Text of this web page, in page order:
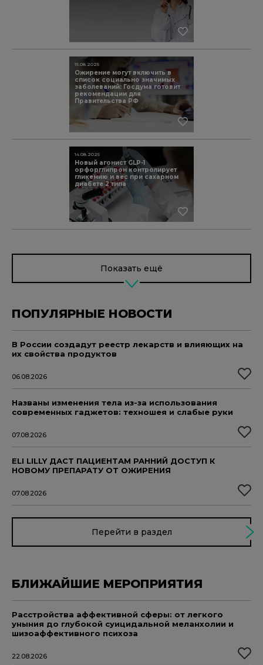
Ожирение могут включить в
список социально значимых
заболеваний: Госдума готовит
рекомендации для
Правительства РФ
15.08.2025
Новый агонист GLP-1
орфорглипрон контролирует
гликемию и вес при сахарном
диабете 2 типа
14.08.2025
Показать ещё
ПОПУЛЯРНЫЕ НОВОСТИ
В России создадут реестр лекарств и влияющих на
их свойства продуктов
06.08.2026
Названы изменения тела из-за использования
современных гаджетов: техношея и слабые руки
07.08.2026
ELI LILLY ДАСТ ПАЦИЕНТАМ РАННИЙ ДОСТУП К
НОВОМУ ПРЕПАРАТУ ОТ ОЖИРЕНИЯ
07.08.2026
Перейти в раздел
БЛИЖАЙШИЕ МЕРОПРИЯТИЯ
Расстройства аффективной сферы: от легкого
уныния до глубокой суицидальной меланхолии и
шизоаффективного психоза
22.08.2026